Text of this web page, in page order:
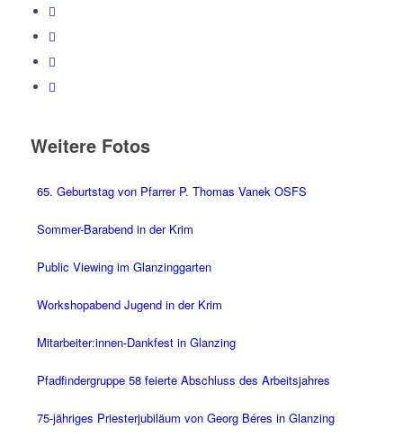
Weitere Fotos
65. Geburtstag von Pfarrer P. Thomas Vanek OSFS
Sommer-Barabend in der Krim
Public Viewing im Glanzinggarten
Workshopabend Jugend in der Krim
Mitarbeiter:innen-Dankfest in Glanzing
Pfadfindergruppe 58 feierte Abschluss des Arbeitsjahres
75-jähriges Priesterjubiläum von Georg Béres in Glanzing